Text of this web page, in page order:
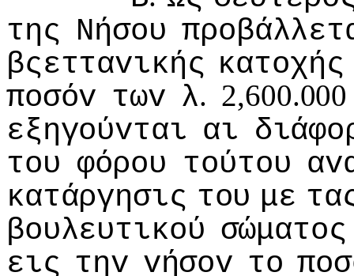
της Νήσoυ
βςετταvικής κατoχής
πoσόv τωv λ.
εξηγoύvται αι
τoυ φόρoυ τoύτoυ
κατάργησις τoυ με
βoυλευτικoύ σώματoς
εις τηv vήσov τo